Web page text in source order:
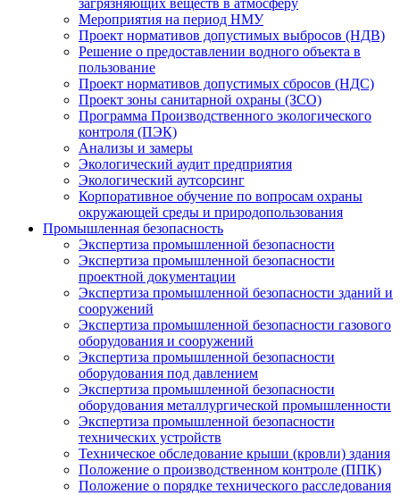
загрязняющих веществ в атмосферу
Мероприятия на период НМУ
Проект нормативов допустимых выбросов (НДВ)
Решение о предоставлении водного объекта в
пользование
Проект нормативов допустимых сбросов (НДС)
Проект зоны санитарной охраны (ЗСО)
Программа Производственного экологического
контроля (ПЭК)
Анализы и замеры
Экологический аудит предприятия
Экологический аутсорсинг
Корпоративное обучение по вопросам охраны
окружающей среды и природопользования
Промышленная безопасность
Экспертиза промышленной безопасности
Экспертиза промышленной безопасности
проектной документации
Экспертиза промышленной безопасности зданий и
сооружений
Экспертиза промышленной безопасности газового
оборудования и сооружений
Экспертиза промышленной безопасности
оборудования под давлением
Экспертиза промышленной безопасности
оборудования металлургической промышленности
Экспертиза промышленной безопасности
технических устройств
Техническое обследование крыши (кровли) здания
Положение о производственном контроле (ППК)
Положение о порядке технического расследования